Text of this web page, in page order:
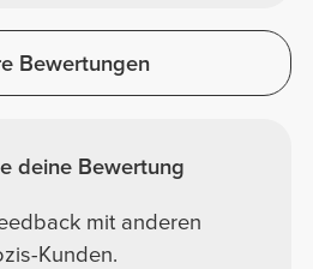
Bewertungen
deine Bewertung
mit anderen
Kunden.